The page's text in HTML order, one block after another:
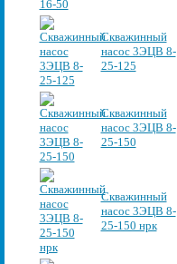
Скважинный
насос 3ЭЦВ 8-
25-125
Скважинный
насос 3ЭЦВ 8-
25-150
Скважинный
насос 3ЭЦВ 8-
25-150 нрк